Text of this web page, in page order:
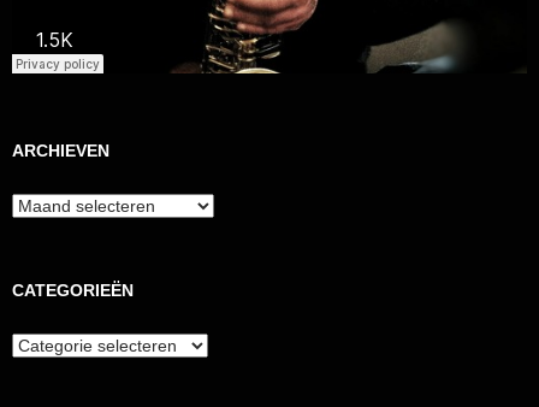
ARCHIEVEN
Archieven
CATEGORIEËN
Categorieën